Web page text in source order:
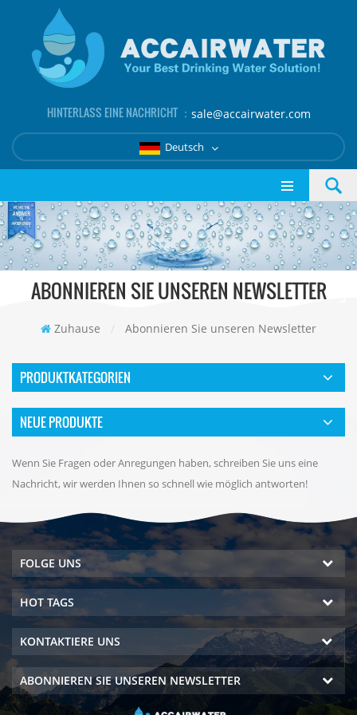
HINTERLASS EINE NACHRICHT ： sale@accairwater.com
Deutsch
ABONNIEREN SIE UNSEREN NEWSLETTER
Zuhause / Abonnieren Sie unseren Newsletter
PRODUKTKATEGORIEN
NEUE PRODUKTE
Wenn Sie Fragen oder Anregungen haben, schreiben Sie uns eine
Nachricht, wir werden Ihnen so schnell wie möglich antworten!
FOLGE UNS
HOT TAGS
KONTAKTIERE UNS
ABONNIEREN SIE UNSEREN NEWSLETTER